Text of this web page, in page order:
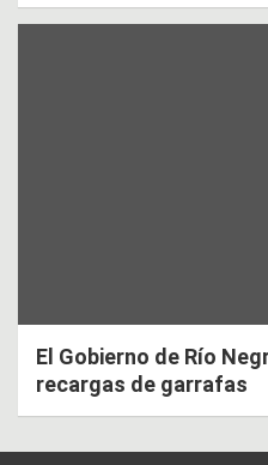
El Gobierno de Río
recargas de garrafas